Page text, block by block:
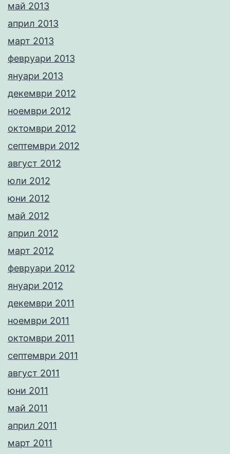
май 2013
април 2013
март 2013
февруари 2013
януари 2013
декември 2012
ноември 2012
октомври 2012
септември 2012
август 2012
юли 2012
юни 2012
май 2012
април 2012
март 2012
февруари 2012
януари 2012
декември 2011
ноември 2011
октомври 2011
септември 2011
август 2011
юни 2011
май 2011
април 2011
март 2011